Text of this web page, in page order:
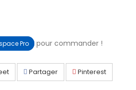
Pro pour commander !
Partager Pinterest